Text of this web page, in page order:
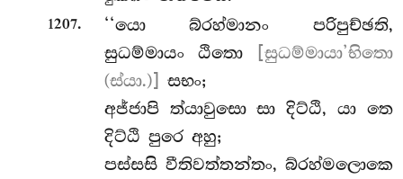
1207.
‘‘යො බ්රහ්මානං පරිපුච්ඡති,
සුධම්මායං ඨිතො
[සුධම්මායා’භිතො
(ස්යා.)]
සභං;
අජ්ජාපි ත්යාවුසො සා දිට්ඨි, යා තෙ
දිට්ඨි පුරෙ අහු;
පස්සසි වීතිවත්තන්තං, බ්රහ්මලොකෙ